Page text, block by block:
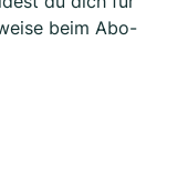
beim Abo-